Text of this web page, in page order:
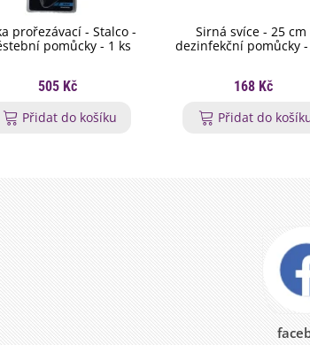
prořezávací - Stalco -
pomůcky - 1 ks
505 Kč
Přidat do košíku
Sirná svíce - 25 cm
dezinfekční pomůcky -
168 Kč
Přidat do